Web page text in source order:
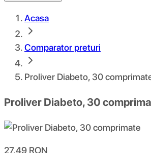
Acasa
Comparator preturi
Proliver Diabeto, 30
Proliver Diabeto, 30
27.49 RON